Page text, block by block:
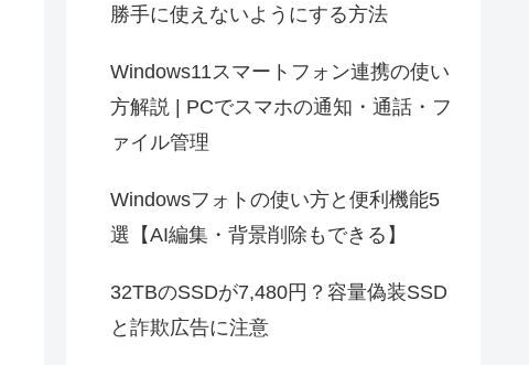
勝手に使えないようにする方法
Windows11スマートフォン連携の使い
方解説 | PCでスマホの通知・通話・フ
ァイル管理
Windowsフォトの使い方と便利機能5
選【AI編集・背景削除もできる】
32TBのSSDが7,480円？容量偽装SSD
と詐欺広告に注意